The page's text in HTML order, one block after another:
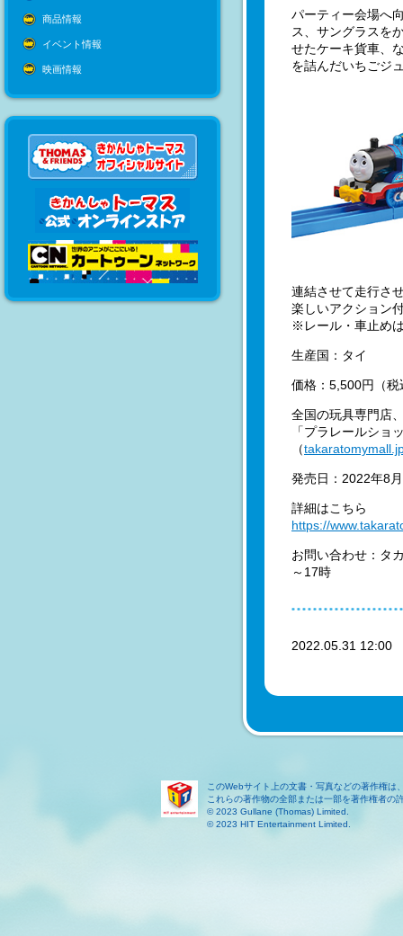
商品情報
イベント情報
映画情報
パーティー会場へ
ス、サングラスを
せたケーキ貨車、
を詰んだいちごジ
連結させて走行さ
楽しいアクション
※レール・車止め
生産国：タイ
価格：5,500円（税
全国の玩具専門店
「プラレールショ
（
発売日：2022年8
詳細はこちら
https://
お問い合わせ：タ
～17時
2022.05.31
このWebサイト上の文書・写真などの著作権
これらの著作物の全部または一部を著作権者の
© 2023 Gullane (Thomas) Limited.
© 2023 HIT Entertainment Limited.